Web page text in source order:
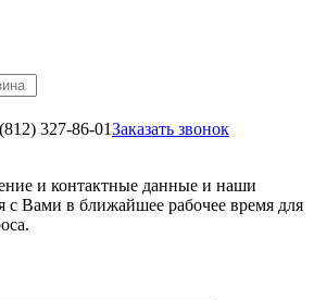
327-86-01Заказать звонок
и контактные данные и наши
с Вами в ближайшее рабочее время для